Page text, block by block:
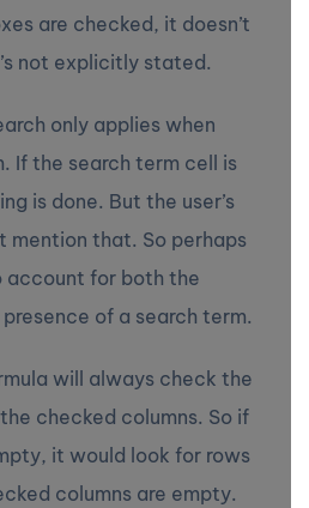
are checked, it doesn’t
not explicitly stated.
only applies when
If the search term cell is
is done. But the user’s
mention that. So perhaps
account for both the
of a search term.
will always check the
checked columns. So if
it would look for rows
columns are empty.